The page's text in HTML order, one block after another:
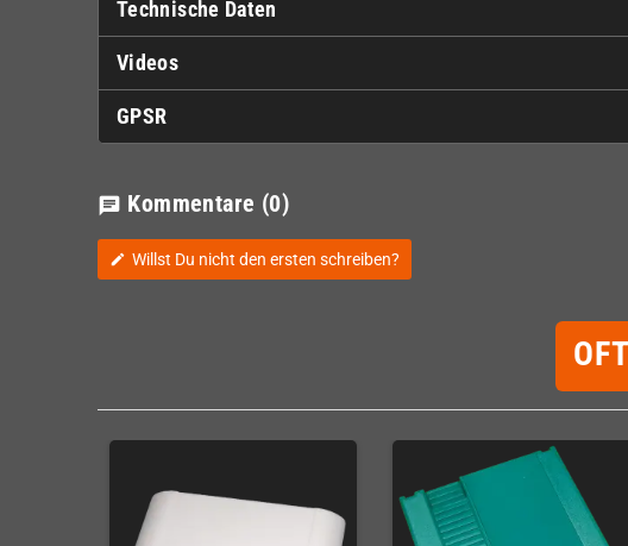
Technische Daten
Videos
GPSR
chat Kommentare (0)
edit Willst Du nicht den ersten schreiben?